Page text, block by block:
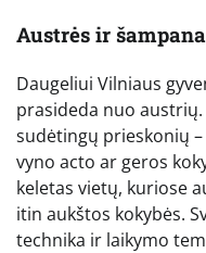
Austrės ir
Daugeliui Vilniaus
prasideda nuo
sudėtingų prieskonių
vyno acto ar geros
keletas vietų, kuriose
itin aukštos kokybės.
technika ir laikymo